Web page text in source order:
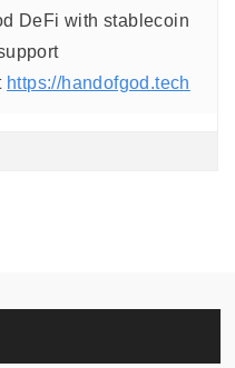
DeFi with stablecoin
https://handofgod.tech